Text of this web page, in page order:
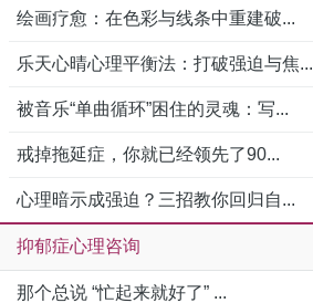
绘画疗愈：在色彩与线条中重建破...
乐天心晴心理平衡法：打破强迫与焦...
被音乐“单曲循环”困住的灵魂：写...
戒掉拖延症，你就已经领先了90...
心理暗示成强迫？三招教你回归自...
抑郁症心理咨询
那个总说 “忙起来就好了” ...